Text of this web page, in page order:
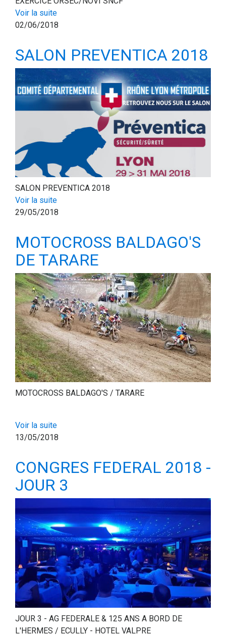
Voir la suite
02/06/2018
SALON PREVENTICA 2018
SALON PREVENTICA 2018
Voir la suite
29/05/2018
MOTOCROSS BALDAGO'S
DE TARARE
MOTOCROSS BALDAGO'S / TARARE
Voir la suite
13/05/2018
CONGRES FEDERAL 2018 -
JOUR 3
JOUR 3 - AG FEDERALE & 125 ANS A BORD DE
L'HERMES / ECULLY - HOTEL VALPRE